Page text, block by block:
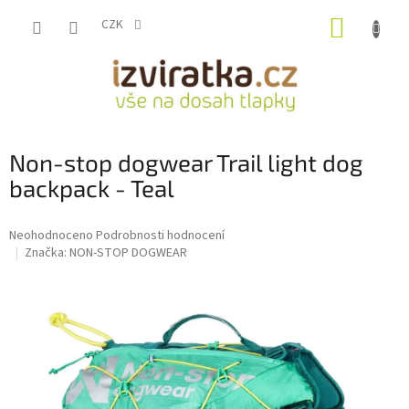
CZK
Non-stop dogwear Trail light dog
backpack - Teal
Průměrné
hodnocení
Neohodnoceno Podrobnosti hodnocení
Značka: NON-STOP DOGWEAR